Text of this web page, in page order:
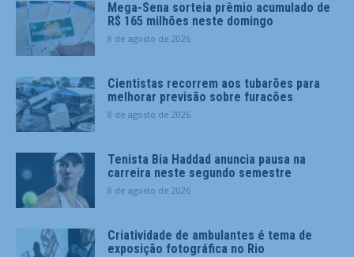
Mega-Sena sorteia prêmio acumulado de
R$ 165 milhões neste domingo
8 de agosto de 2026
Cientistas recorrem aos tubarões para
melhorar previsão sobre furacões
8 de agosto de 2026
Tenista Bia Haddad anuncia pausa na
carreira neste segundo semestre
8 de agosto de 2026
Criatividade de ambulantes é tema de
exposição fotográfica no Rio